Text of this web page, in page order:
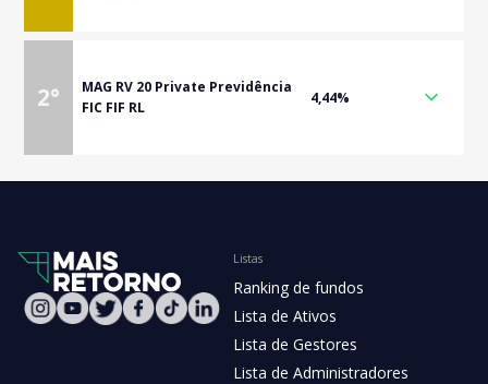
2°
MAG RV 20 Private Previdência
FIC FIF RL
4,44%
Listas
Ranking de fundos
Lista de Ativos
Lista de Gestores
Lista de Administradores